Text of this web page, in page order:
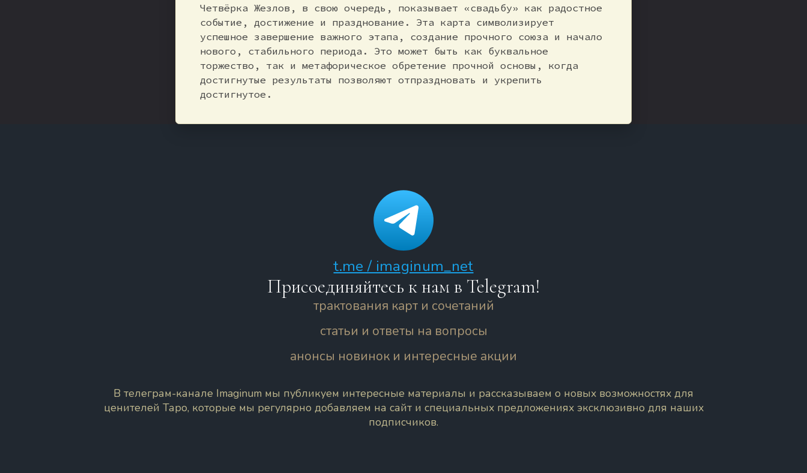
Четвёрка Жезлов, в свою очередь, показывает «свадьбу» как радостное
событие, достижение и празднование. Эта карта символизирует
успешное завершение важного этапа, создание прочного союза и начало
нового, стабильного периода. Это может быть как буквальное
торжество, так и метафорическое обретение прочной основы, когда
достигнутые результаты позволяют отпраздновать и укрепить
достигнутое.
t.me / imaginum_net
Присоединяйтесь к нам в Telegram!
трактования карт и сочетаний
статьи и ответы на вопросы
анонсы новинок и интересные акции
В телеграм-канале Imaginum мы публикуем интересные материалы и рассказываем о новых возможностях для
ценителей Таро, которые мы регулярно добавляем на сайт и специальных предложениях эксклюзивно для наших
подписчиков.